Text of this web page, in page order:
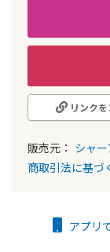
リンクを
販売元： シャ
商取引法に基づ
アプリ